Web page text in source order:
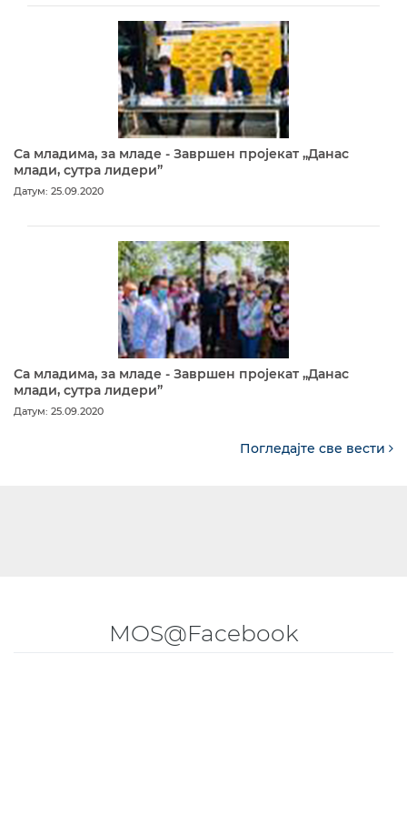
Са младима, за младе - Завршен пројекат „Данас
млади, сутра лидери”
Датум: 25.09.2020
Са младима, за младе - Завршен пројекат „Данас
млади, сутра лидери”
Датум: 25.09.2020
Погледајте све вести
MOS@Facebook